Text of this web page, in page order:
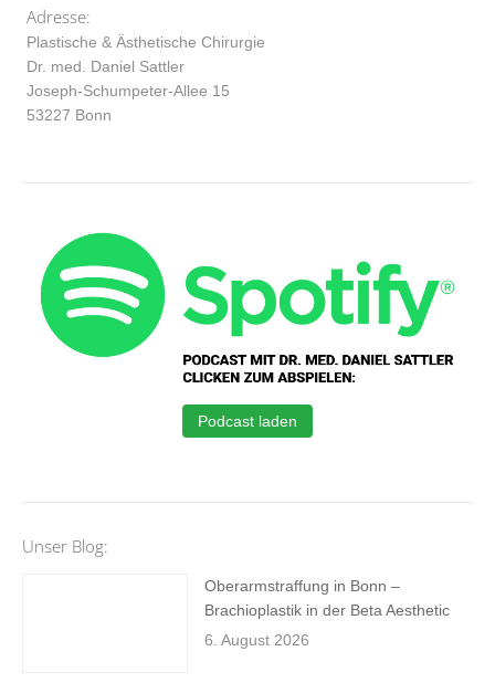
Adresse:
Plastische & Ästhetische Chirurgie
Dr. med. Daniel Sattler
Joseph-Schumpeter-Allee 15
53227 Bonn
Podcast laden
Unser Blog:
Oberarmstraffung in Bonn –
Brachioplastik in der Beta Aesthetic
6. August 2026